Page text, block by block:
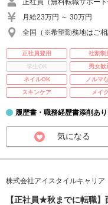
正社員（無料転職サポート
月給23万円 ～ 30万円
全国（※希望勤務地はご相
正社員登用 社割制
学生OK
男女歓
ネイルOK
ノルマ
スキンケア
メイク
履歴書・職務経歴書添削あり
気になる
株式会社アイスタイルキャリア
【正社員★秋までに転職